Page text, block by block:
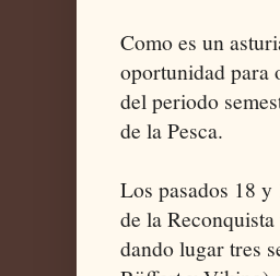
Como es un
oportunidad para
del periodo
de la Pesca.
Los pasados 18
de la
dando lugar tres